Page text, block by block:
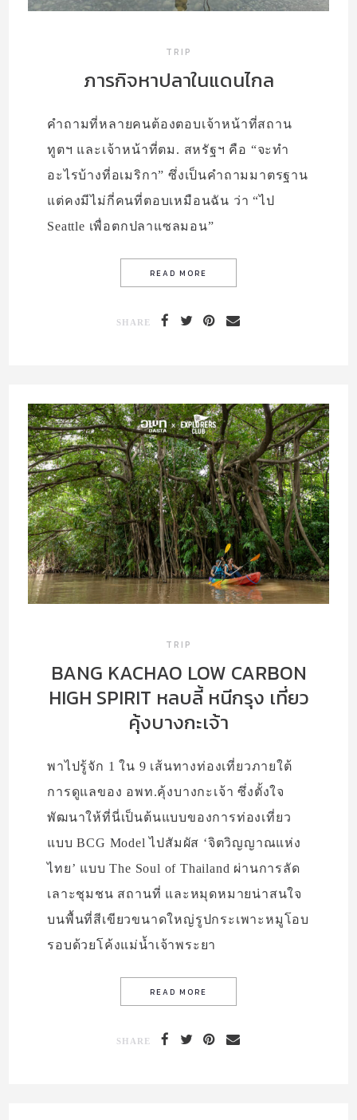
TRIP
ภารกิจหาปลาในแดนไกล
คำถามที่หลายคนต้องตอบเจ้าหน้าที่สถาน
ทูตฯ และเจ้าหน้าที่ตม. สหรัฐฯ คือ “จะทำ
อะไรบ้างที่อเมริกา” ซึ่งเป็นคำถามมาตรฐาน
แต่คงมีไม่กี่คนที่ตอบเหมือนฉัน ว่า “ไป
Seattle เพื่อตกปลาแซลมอน”
SHARE
TRIP
BANG KACHAO LOW CARBON
HIGH SPIRIT หลบลี้ หนีกรุง เที่ยว
คุ้งบางกะเจ้า
พาไปรู้จัก 1 ใน 9 เส้นทางท่องเที่ยวภายใต้
การดูแลของ อพท.คุ้งบางกะเจ้า ซึ่งตั้งใจ
พัฒนาให้ที่นี่เป็นต้นแบบของการท่องเที่ยว
แบบ BCG Model ไปสัมผัส ‘จิตวิญญาณแห่ง
ไทย’ แบบ The Soul of Thailand ผ่านการลัด
เลาะชุมชน สถานที่ และหมุดหมายน่าสนใจ
บนพื้นที่สีเขียวขนาดใหญ่รูปกระเพาะหมูโอบ
รอบด้วยโค้งแม่น้ำเจ้าพระยา
SHARE